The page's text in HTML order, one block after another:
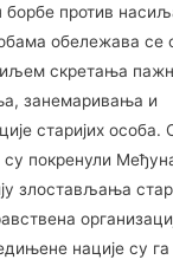
борбе против
обележава се
скретања
занемаривања и
старијих
су покренули
злостављања
нације су